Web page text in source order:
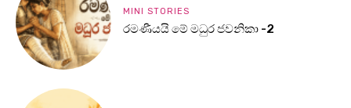
MINI STORIES
රමණීයයි මේ මධුර ජවනිකා -2